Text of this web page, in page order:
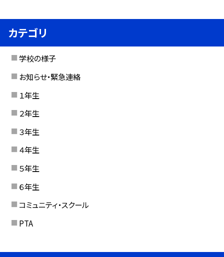
カテゴリ
学校の様子
お知らせ・緊急連絡
１年生
２年生
３年生
４年生
５年生
６年生
コミュニティ・スクール
PTA